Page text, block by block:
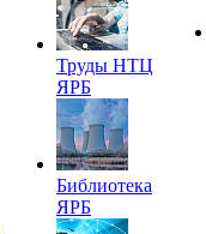
Труды НТЦ
ЯРБ
Библиотека
ЯРБ